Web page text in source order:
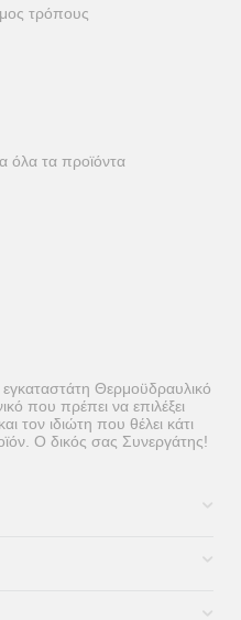
τρόπους
όλα τα προϊόντα
Θερμοϋδραυλικό
που πρέπει να επιλέξει
τον ιδιώτη που θέλει κάτι
Ο δικός σας Συνεργάτης!